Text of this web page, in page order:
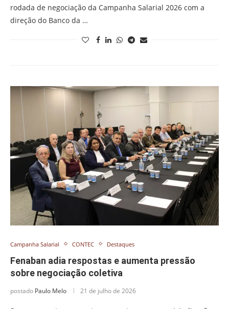
rodada de negociação da Campanha Salarial 2026 com a
direção do Banco da …
Campanha Salarial CONTEC Destaques
Fenaban adia respostas e aumenta pressão
sobre negociação coletiva
postado Paulo Melo 21 de julho de 2026